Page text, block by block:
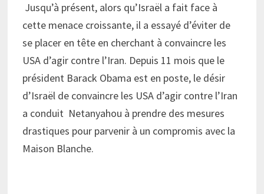
Jusqu’à présent, alors qu’Israël a fait face à
cette menace croissante, il a essayé d’éviter de
se placer en tête en cherchant à convaincre les
USA d’agir contre l’Iran. Depuis 11 mois que le
président Barack Obama est en poste, le désir
d’Israël de convaincre les USA d’agir contre l’Iran
a conduit Netanyahou à prendre des mesures
drastiques pour parvenir à un compromis avec la
Maison Blanche.